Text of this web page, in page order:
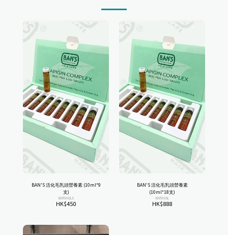
BAN'S 活化毛乳頭營養素 (10ml*9
支)
BNT00GLS
HK$450
BAN'S 活化毛乳頭營養素
(10ml*18支)
BNT00GL
HK$888